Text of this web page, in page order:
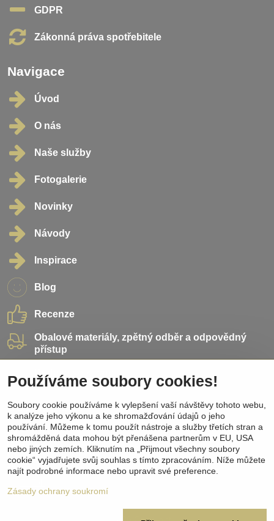
GDPR
Zákonná práva spotřebitele
Navigace
Úvod
O nás
Naše služby
Fotogalerie
Novinky
Návody
Inspirace
Blog
Recenze
Obalové materiály, zpětný odběr a odpovědný
přístup
Přidejte se k nám
Sociální sítě
Facebook
Instagram
Pinterest
Youtube
Používáme soubory cookies!
Soubory cookie používáme k vylepšení vaší návštěvy tohoto webu,
k analýze jeho výkonu a ke shromažďování údajů o jeho
používání. Můžeme k tomu použít nástroje a služby třetích stran a
shromážděná data mohou být přenášena partnerům v EU, USA
nebo jiných zemích. Kliknutím na „Přijmout všechny soubory
cookie“ vyjadřujete svůj souhlas s tímto zpracováním. Níže můžete
najít podrobné informace nebo upravit své preference.
Zásady ochrany soukromí